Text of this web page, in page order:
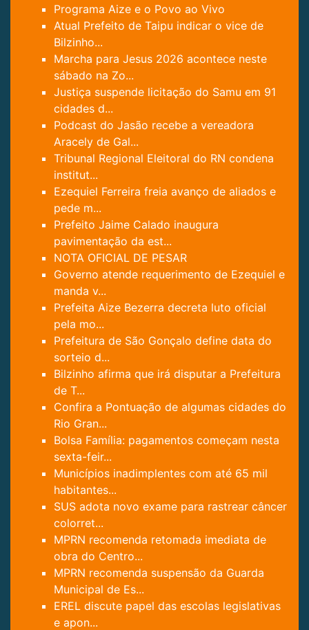
Programa Aize e o Povo ao Vivo
Atual Prefeito de Taipu indicar o vice de
Bilzinho...
Marcha para Jesus 2026 acontece neste
sábado na Zo...
Justiça suspende licitação do Samu em 91
cidades d...
Podcast do Jasão recebe a vereadora
Aracely de Gal...
Tribunal Regional Eleitoral do RN condena
institut...
Ezequiel Ferreira freia avanço de aliados e
pede m...
Prefeito Jaime Calado inaugura
pavimentação da est...
NOTA OFICIAL DE PESAR
Governo atende requerimento de Ezequiel e
manda v...
Prefeita Aize Bezerra decreta luto oficial
pela mo...
Prefeitura de São Gonçalo define data do
sorteio d...
Bilzinho afirma que irá disputar a Prefeitura
de T...
Confira a Pontuação de algumas cidades do
Rio Gran...
Bolsa Família: pagamentos começam nesta
sexta-feir...
Municípios inadimplentes com até 65 mil
habitantes...
SUS adota novo exame para rastrear câncer
colorret...
MPRN recomenda retomada imediata de
obra do Centro...
MPRN recomenda suspensão da Guarda
Municipal de Es...
EREL discute papel das escolas legislativas
e apon...